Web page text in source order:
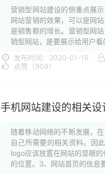
营销型网站建设的侧重点展
网站营销的效果，可以是网
是销售额的增长。营销型网
销型网站，是要展示给用户看
发布时间：2020-01-16
点赞（909）
手机网站建设的相关设
随着移动网络的不断发展，
自己所需要的相关资料。因
logo应该放置在网站的显眼
的位置。3、网站首页的信息